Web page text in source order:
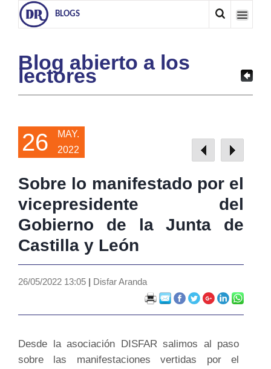
BLOGS
Blog abierto a los
lectores
26
MAY.
2022
Sobre lo manifestado por el
vicepresidente del
Gobierno de la Junta de
Castilla y León
26/05/2022 13:05 | Disfar Aranda
Desde la asociación DISFAR salimos al paso
sobre las manifestaciones vertidas por el